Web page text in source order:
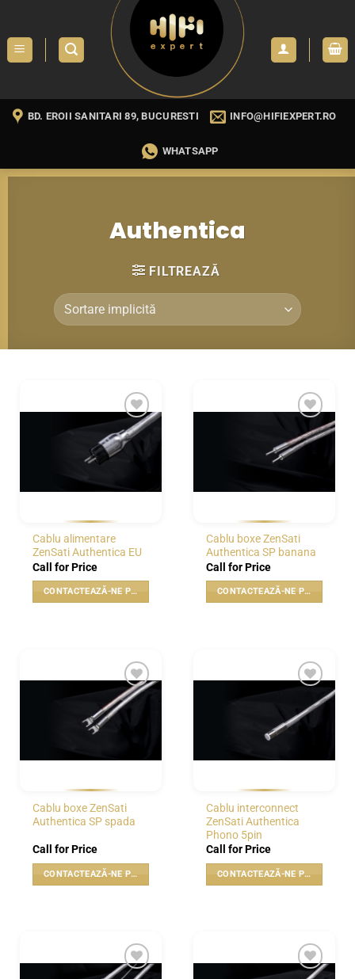
content
BD. EROII SANITARI 89, BUCURESTI INFO@HIFIEXPERT.RO
WHATSAPP
Authentica
FILTREAZĂ
WISHLIST
Cablu alimentare
ZenSati Authentica EU
Call for Price
CONTACTEAZĂ-NE PENTRU PREȚ
WISHLIST
Cablu boxe ZenSati
Authentica SP banana
Call for Price
CONTACTEAZĂ-NE PENTRU PREȚ
WISHLIST
Cablu boxe ZenSati
Authentica SP spada
Call for Price
CONTACTEAZĂ-NE PENTRU PREȚ
WISHLIST
Cablu interconnect
ZenSati Authentica
Phono 5pin
Call for Price
CONTACTEAZĂ-NE PENTRU PREȚ